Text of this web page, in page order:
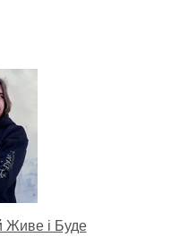
Живе і Буде